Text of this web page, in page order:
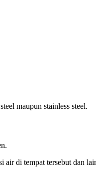
maupun stainless steel.
air di tempat tersebut dan